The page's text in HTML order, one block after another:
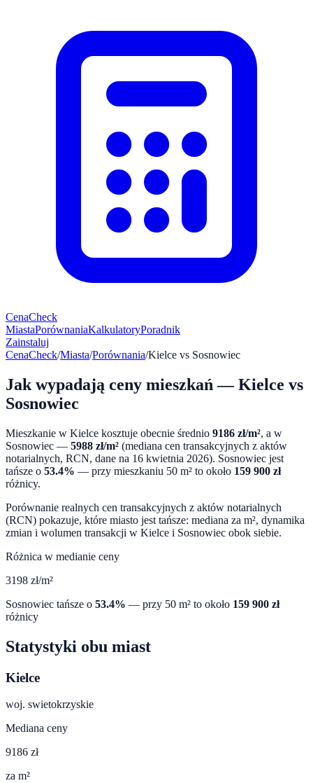
CenaCheck
MiastaPorównaniaKalkulatoryPoradnik
Zainstaluj
CenaCheck/Miasta/Porównania/Kielce vs Sosnowiec
Jak wypadają ceny mieszkań —Kielce vs
Sosnowiec
Mieszkanie w Kielce kosztuje obecnie średnio 9186 zł/m², a w
Sosnowiec — 5988 zł/m² (mediana cen transakcyjnych z aktów
notarialnych, RCN, dane na 16 kwietnia 2026). Sosnowiec jest
tańsze o 53.4% — przy mieszkaniu 50 m² to około 159 900 zł
różnicy.
Porównanie realnych cen transakcyjnych z aktów notarialnych
(RCN) pokazuje, które miasto jest tańsze: mediana za m², dynamika
zmian i wolumen transakcji w Kielce i Sosnowiec obok siebie.
Różnica w medianie ceny
3198 zł/m²
Sosnowiec tańsze o 53.4% — przy 50 m² to około 159 900 zł
różnicy
Statystyki obu miast
Kielce
woj. swietokrzyskie
Mediana ceny
9186 zł
za m²